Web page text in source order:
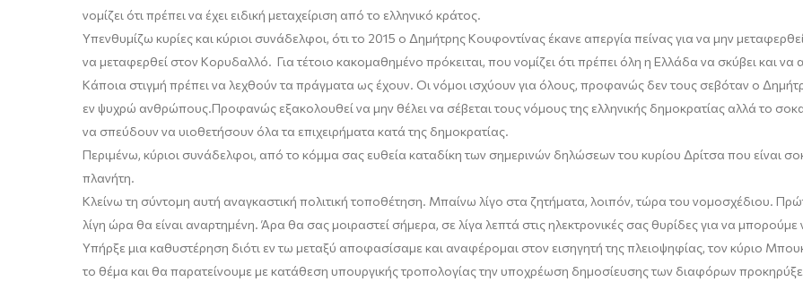
νομίζει ότι πρέπει να έχει ειδική μεταχείριση από το ελληνικό κράτος.
Υπενθυμίζω κυρίες και κύριοι συνάδελφοι, ότι το 2015 ο ΔημήτρηςΚουφοντίνας έκανε απεργία πείνας για να μην
να μεταφερθεί στον Κορυδαλλό. Για τέτοιο κακομαθημένο πρόκειται, που νομίζει ότι πρέπει όλη η Ελλάδα να σκύβει και να
Κάποια στιγμή πρέπει να λεχθούν τα πράγματα ως έχουν. Οι νόμοι ισχύουν για όλους, προφανώς δεν τους σεβόταν ο
εν ψυχρώ ανθρώπους.Προφανώς εξακολουθεί να μην θέλει να σέβεται τους νόμους της ελληνικής δημοκρατίας αλλά το
να σπεύδουν να υιοθετήσουν όλα τα επιχειρήματα κατά της δημοκρατίας.
Περιμένω, κύριοι συνάδελφοι, από το κόμμα σας ευθεία καταδίκη των σημερινών δηλώσεων του κυρίου Δρίτσα που είναι
πλανήτη.
Κλείνω τη σύντομη αυτή αναγκαστική πολιτική τοποθέτηση. Μπαίνω λίγο στα ζητήματα, λοιπόν, τώρα του νομοσχέδιου.
λίγη ώρα θα είναι αναρτημένη. Άρα θα σας μοιραστεί σήμερα, σε λίγα λεπτά στις ηλεκτρονικές σας θυρίδες για να
Υπήρξε μια καθυστέρηση διότι εν τω μεταξύ αποφασίσαμε και αναφέρομαι στον εισηγητή της πλειοψηφίας, τον κύριο
το θέμα και θα παρατείνουμε με κατάθεση υπουργικής τροπολογίας την υποχρέωση δημοσίευσης των διαφόρων